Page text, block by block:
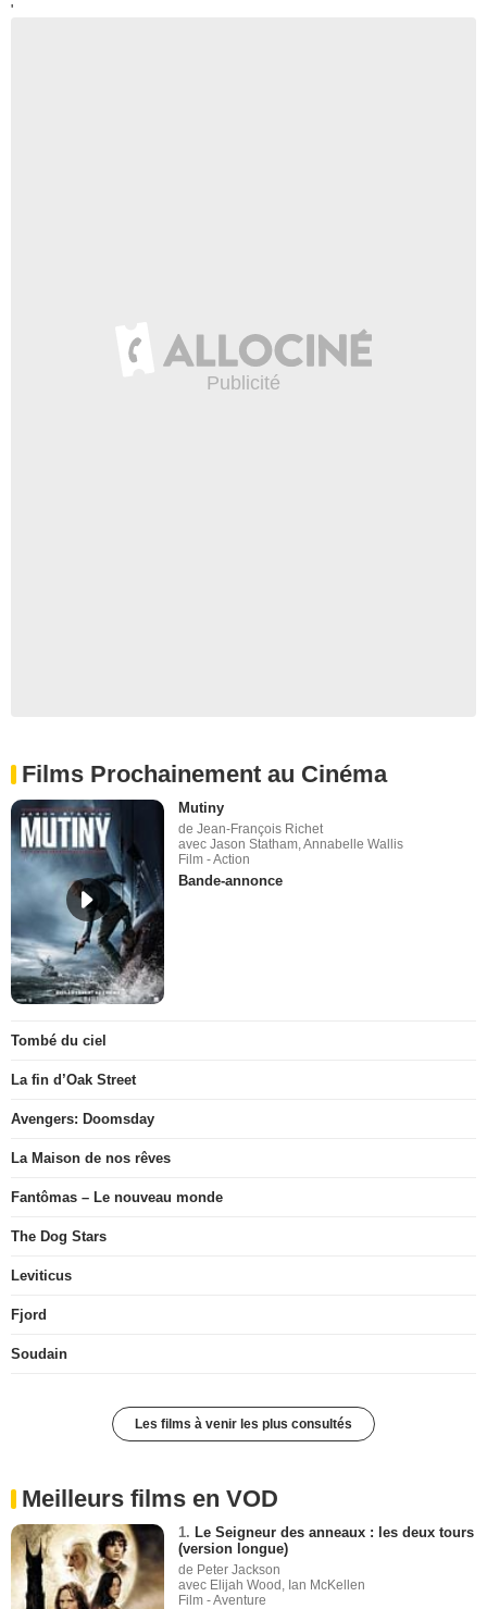
'
Films Prochainement au Cinéma
Mutiny
de Jean-François Richet
avec Jason Statham, Annabelle Wallis
Film - Action
Bande-annonce
Tombé du ciel
La fin d’Oak Street
Avengers: Doomsday
La Maison de nos rêves
Fantômas – Le nouveau monde
The Dog Stars
Leviticus
Fjord
Soudain
Les films à venir les plus consultés
Meilleurs films en VOD
1. Le Seigneur des anneaux : les deux tours
(version longue)
de Peter Jackson
avec Elijah Wood, Ian McKellen
Film - Aventure